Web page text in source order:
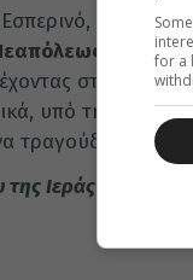
τα μέλη
και
στην
υπό την
τραγούδια.
της Ιεράς
for a